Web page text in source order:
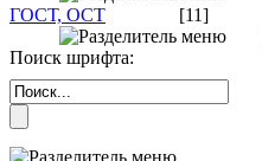
ГОСТ, ОСТ [11]
Поиск шрифта: